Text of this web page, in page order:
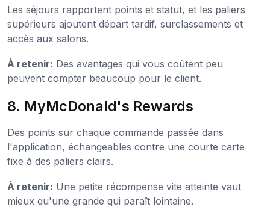
Les séjours rapportent points et statut, et les paliers
supérieurs ajoutent départ tardif, surclassements et
accès aux salons.
À retenir: Des avantages qui vous coûtent peu
peuvent compter beaucoup pour le client.
8. MyMcDonald's Rewards
Des points sur chaque commande passée dans
l'application, échangeables contre une courte carte
fixe à des paliers clairs.
À retenir: Une petite récompense vite atteinte vaut
mieux qu'une grande qui paraît lointaine.